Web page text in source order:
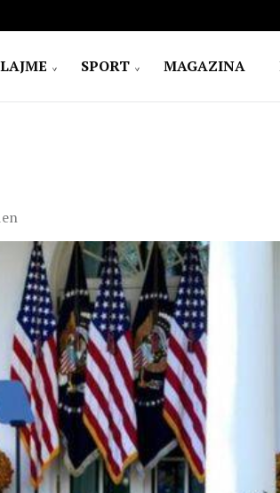
LAJME SPORT MAGAZINA